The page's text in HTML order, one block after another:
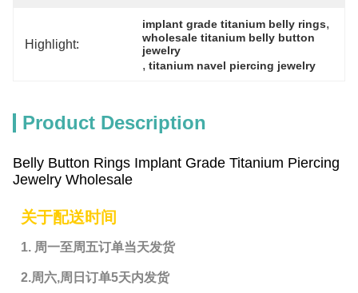
Highlight:
implant grade titanium belly rings
wholesale titanium belly button
jewelry
, titanium navel piercing jewelry
Product Description
Belly Button Rings Implant Grade Titanium Piercing
Jewelry Wholesale
关于配送时间
1. 周一至周五订单当天发货
2.周六,周日订单5天内发货